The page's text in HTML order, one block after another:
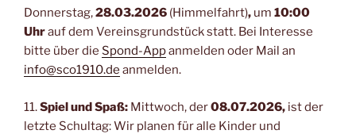
Donnerstag,28.03.2026 (Himmelfahrt), um 10:00
Uhrauf dem Vereinsgrundstück statt. Bei Interesse
bitte über die Spond-Appanmelden oder Mail an
info@sco1910.de anmelden.
11.Spiel und Spaß: Mittwoch, der08.07.2026, ist der
letzte Schultag: Wir planen für alle Kinder und